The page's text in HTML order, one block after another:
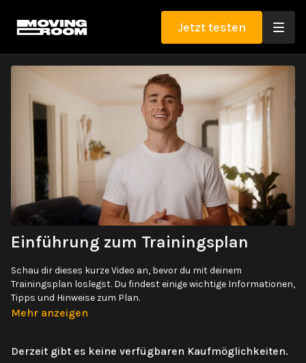
Jetzt testen
Einführung zum Trainingsplan
Schau dir dieses kurze Video an, bevor du mit deinem
Trainingsplan loslegst. Du findest einige wichtige Informationen,
Tipps und Hinweise zum Plan.
Mehr anzeigen
Derzeit gibt es keine verfügbaren Kaufmöglichkeiten.